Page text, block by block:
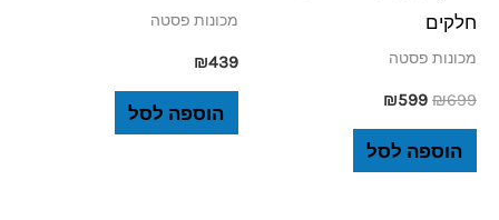
חלקים
מכונות פסטה
₪699
₪599
הוספה לסל
מכונות פסטה
₪439
הוספה לסל